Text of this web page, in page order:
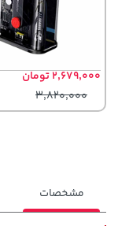
2,679,000 تومان
3,820,000
مشخصات